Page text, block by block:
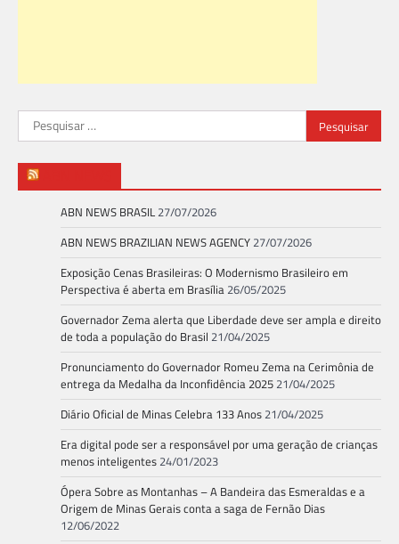
Pesquisar
por:
ABN NEWS BRASIL 27/07/2026
ABN NEWS BRAZILIAN NEWS AGENCY 27/07/2026
Exposição Cenas Brasileiras: O Modernismo Brasileiro em
Perspectiva é aberta em Brasília 26/05/2025
Governador Zema alerta que Liberdade deve ser ampla e direito
de toda a população do Brasil 21/04/2025
Pronunciamento do Governador Romeu Zema na Cerimônia de
entrega da Medalha da Inconfidência 2025 21/04/2025
Diário Oficial de Minas Celebra 133 Anos 21/04/2025
Era digital pode ser a responsável por uma geração de crianças
menos inteligentes 24/01/2023
Ópera Sobre as Montanhas – A Bandeira das Esmeraldas e a
Origem de Minas Gerais conta a saga de Fernão Dias
12/06/2022